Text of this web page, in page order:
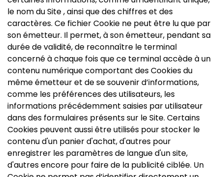
le nom du Site , ainsi que des chiffres et des
caractères. Ce fichier Cookie ne peut être lu que par
son émetteur. Il permet, à son émetteur, pendant sa
durée de validité, de reconnaître le terminal
concerné à chaque fois que ce terminal accède à un
contenu numérique comportant des Cookies du
même émetteur et de se souvenir d’informations,
comme les préférences des utilisateurs, les
informations précédemment saisies par utilisateur
dans des formulaires présents sur le Site. Certains
Cookies peuvent aussi être utilisés pour stocker le
contenu d'un panier d'achat, d'autres pour
enregistrer les paramètres de langue d'un site,
d'autres encore pour faire de la publicité ciblée. Un